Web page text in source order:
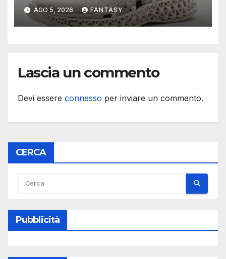
AGO 5, 2026 FANTASY
Lascia un commento
Devi essere connesso per inviare un commento.
CERCA
Pubblicità